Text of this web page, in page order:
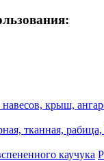
крыш,
тканная,
каучука